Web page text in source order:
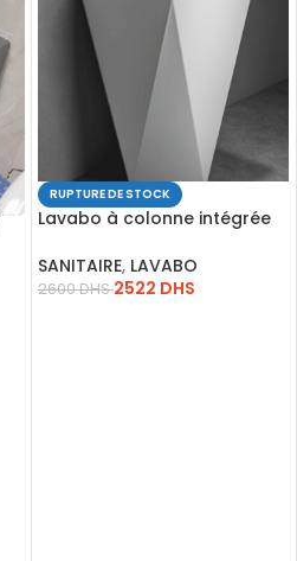
RUPTURE DE STOCK
Lavabo à colonne intégrée
SANITAIRE, LAVABO
2600DHS 2522 DHS